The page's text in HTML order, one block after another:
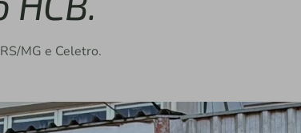
MG e Celetro.